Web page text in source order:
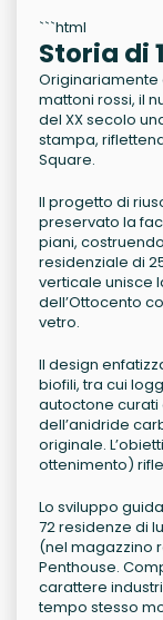
```html
Storia di
Originariamente
mattoni rossi, il
del XX secolo
stampa,
Square.
Il progetto di
preservato la
piani,
residenziale di
verticale unisce
dell’Ottocento
vetro.
Il design
biofili, tra cui
autoctone curati
dell’anidride
originale.
ottenimento)
Lo sviluppo
72 residenze di
(nel magazzino
Penthouse.
carattere
tempo stesso